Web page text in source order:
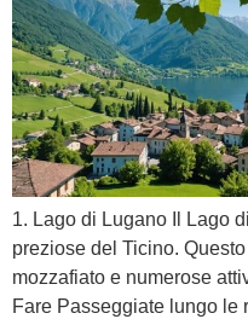
1. Lago di Lugano Il Lago
preziose del Ticino.
mozzafiato e numerose
Fare Passeggiate lungo le